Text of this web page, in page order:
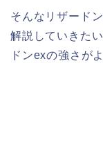
そんなリザード
解説していきた
ドンexの強さが